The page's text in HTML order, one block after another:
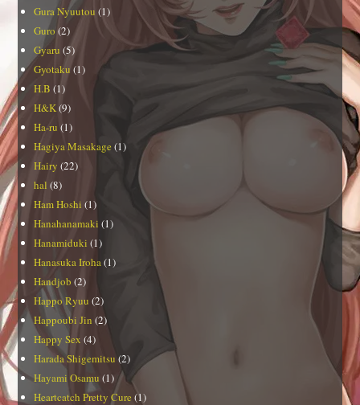
Gura Nyuutou (1)
Guro (2)
Gyaru (5)
Gyotaku(1)
H.B (1)
H&K(9)
Ha-ru (1)
Hagiya Masakage (1)
Hairy (22)
hal (8)
Ham Hoshi (1)
Hanahanamaki (1)
Hanamiduki (1)
Hanasuka Iroha(1)
Handjob (2)
Happo Ryuu (2)
Happoubi Jin (2)
Happy Sex (4)
Harada Shigemitsu (2)
Hayami Osamu (1)
Heartcatch Pretty Cure (1)